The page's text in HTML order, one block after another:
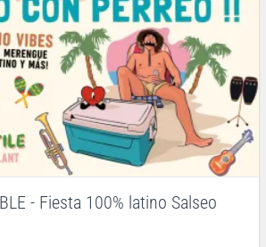
- Fiesta 100% latino Salseo